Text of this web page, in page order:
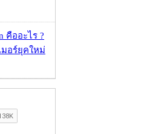
คืออะไร ?
อร์ยุคใหม่